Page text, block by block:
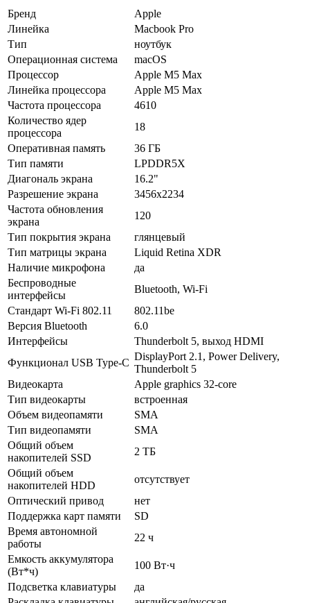
Бренд
Apple
Линейка
Macbook Pro
Тип
ноутбук
Операционная система
macOS
Процессор
Apple M5 Max
Линейка процессора
Apple M5 Max
Частота процессора
4610
Количество ядер
процессора
18
Оперативная память
36 ГБ
Тип памяти
LPDDR5X
Диагональ экрана
16.2"
Разрешение экрана
3456x2234
Частота обновления
экрана
120
Тип покрытия экрана
глянцевый
Тип матрицы экрана
Liquid Retina XDR
Наличие микрофона
да
Беспроводные
интерфейсы
Bluetooth, Wi-Fi
Стандарт Wi-Fi 802.11
802.11be
Версия Bluetooth
6.0
Интерфейсы
Thunderbolt 5, выход HDMI
Функционал USB Type-C
DisplayPort 2.1, Power Delivery,
Thunderbolt 5
Видеокарта
Apple graphics 32-core
Тип видеокарты
встроенная
Объем видеопамяти
SMA
Тип видеопамяти
SMA
Общий объем
накопителей SSD
2 ТБ
Общий объем
накопителей HDD
отсутствует
Оптический привод
нет
Поддержка карт памяти
SD
Время автономной
работы
22 ч
Емкость аккумулятора
(Вт*ч)
100 Вт·ч
Подсветка клавиатуры
да